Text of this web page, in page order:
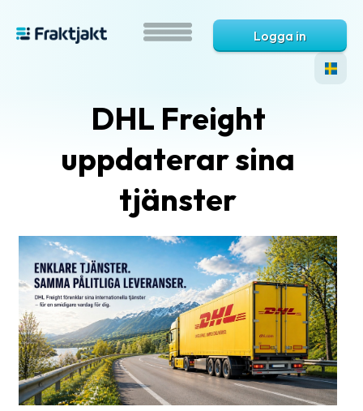
Vad
är
Fraktjakt?
Vanliga
frågor
&
Logga in
DHL Freight
uppdaterar sina
tjänster